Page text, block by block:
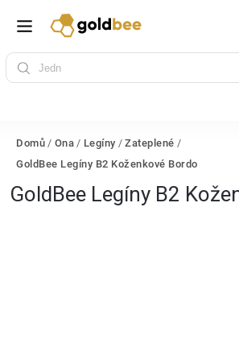
Domů / Ona / Legíny / Zateplené /
GoldBee Legíny B2 Koženkové Bordo
GoldBee Legíny B2